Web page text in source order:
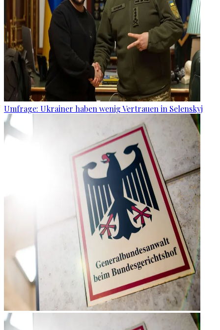
Umfrage: Ukrainer haben wenig Vertrauen in Selenskyj